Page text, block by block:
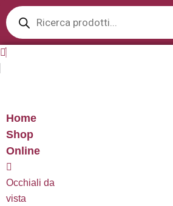
Vai
al
contenuto
Products
search
Home
Shop
Online
Occhiali da
vista